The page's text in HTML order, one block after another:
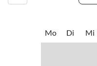
Mo
Di Mi